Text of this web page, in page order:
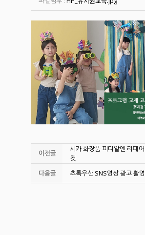
이전글
시카 화장품 피디알엔 리페
컷
다음글
초록우산 SNS영상 광고 촬